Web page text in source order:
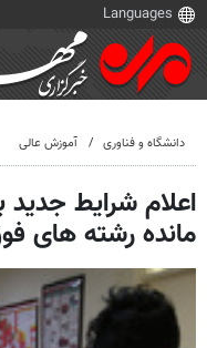
دانشگاه و فناوری آموزش عالی
اعلام شرایط
مانده رشته های